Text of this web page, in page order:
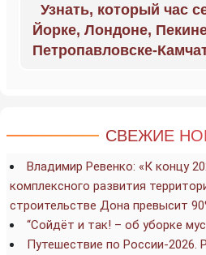
Узнать, который час
Йорке, Лондоне,
Петропавловске-
СВЕЖИЕ
Владимир Ревенко: «К концу
комплексного развития
строительстве Дона превысит
“Сойдёт и так! – об уборке
Путешествие по России-2026.